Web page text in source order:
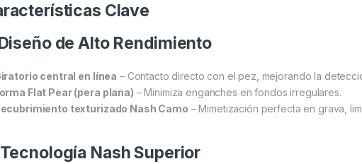
Clave
de Alto Rendimiento
central en línea – Contacto directo con el pez, mejorando la
Flat Pear (pera plana) – Minimiza enganches en fondos irregulares.
texturizado Nash Camo – Mimetización perfecta en grava,
Nash Superior